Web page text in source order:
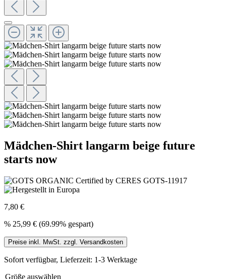
Mädchen-Shirt langarm beige future
starts now
7,80 €
% 25,99 € (69.99% gespart)
Preise inkl. MwSt. zzgl. Versandkosten
Sofort verfügbar, Lieferzeit: 1-3 Werktage
Größe auswählen